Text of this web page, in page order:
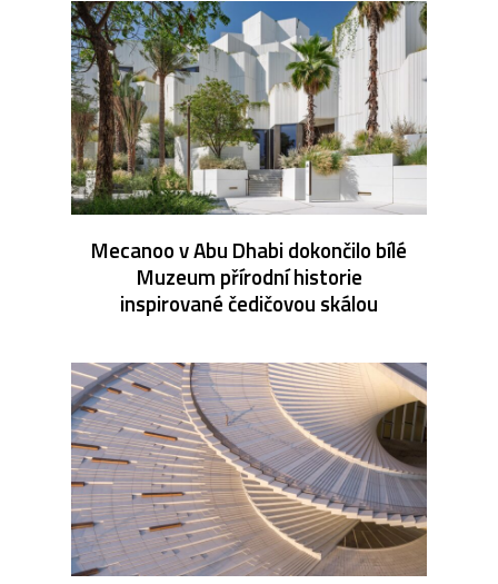
Mecanoo v Abu Dhabi dokončilo bílé
Muzeum přírodní historie
inspirované čedičovou skálou